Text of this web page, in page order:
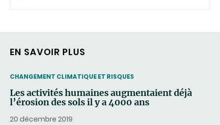
EN SAVOIR PLUS
THEMATIC
CHANGEMENT CLIMATIQUE ET RISQUES
Les activités humaines augmentaient déjà
l’érosion des sols il y a 4000 ans
20 décembre 2019